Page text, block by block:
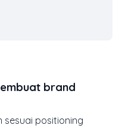
brand
sesuai positioning